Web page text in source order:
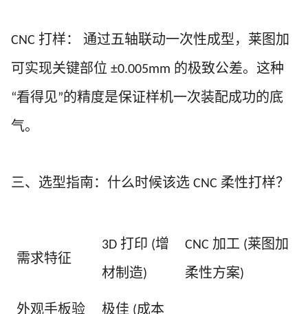
CNC 打样：
通过五轴联动一次性成型，莱图加
可实现关键部位 ±0.005mm 的极致公差。这种
“看得见”的精度是保证样机一次装配成功的底
气。
三、选型指南：什么时候该选 CNC 柔性打样？
需求特征
3D 打印 (增
材制造)
CNC加工 (莱图加
柔性方案)
外观手板验 极佳 (成本